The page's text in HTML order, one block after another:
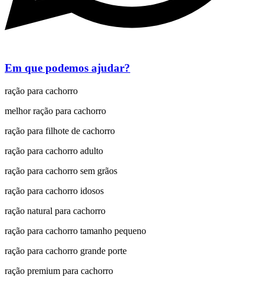
Em que podemos ajudar?
ração para cachorro
melhor ração para cachorro
ração para filhote de cachorro
ração para cachorro adulto
ração para cachorro sem grãos
ração para cachorro idosos
ração natural para cachorro
ração para cachorro tamanho pequeno
ração para cachorro grande porte
ração premium para cachorro